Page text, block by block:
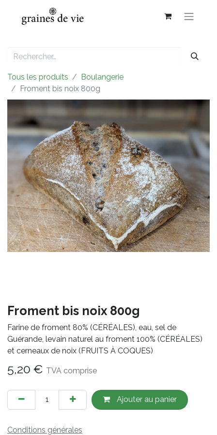
Tous les produits
Boulangerie
Froment bis noix 800g
Froment bis noix 800g
Farine de froment 80% (CÉRÉALES), eau, sel de
Guérande, levain naturel au froment 100% (CÉRÉALES)
et cerneaux de noix (FRUITS À COQUES)
5,20 € TVA comprise
Ajout​er au panier
Conditions générales